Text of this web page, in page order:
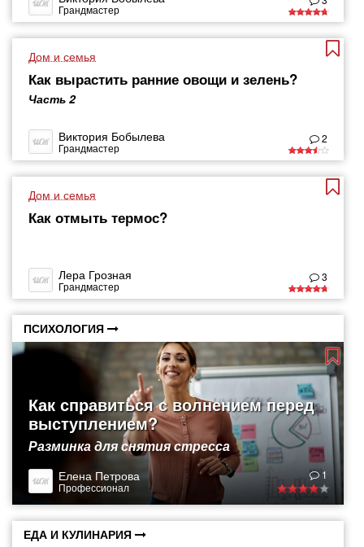
Грандмастер
Дом и семья
Как вырастить ранние овощи и зелень?
Часть 2
Виктория Бобылева
Грандмастер
2
Дом и семья
Как отмыть термос?
Лера Грозная
Грандмастер
3
ПСИХОЛОГИЯ
Как справиться с волнением перед
выступлением?
Разминка для снятия стресса
Елена Петрова
Профессионал
1
ЕДА И КУЛИНАРИЯ